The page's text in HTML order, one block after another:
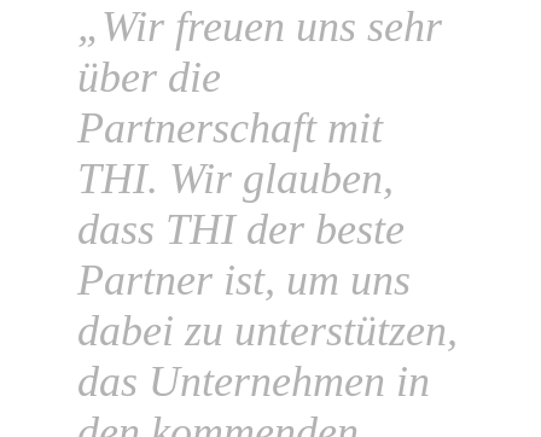
„Wir freuen uns sehr
über die
Partnerschaft mit
THI. Wir glauben,
dass THI der beste
Partner ist, um uns
dabei zu unterstützen,
das Unternehmen in